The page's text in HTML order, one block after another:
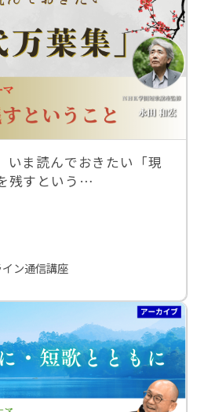
いま読んでおきたい「現
残すという…
ン通信講座